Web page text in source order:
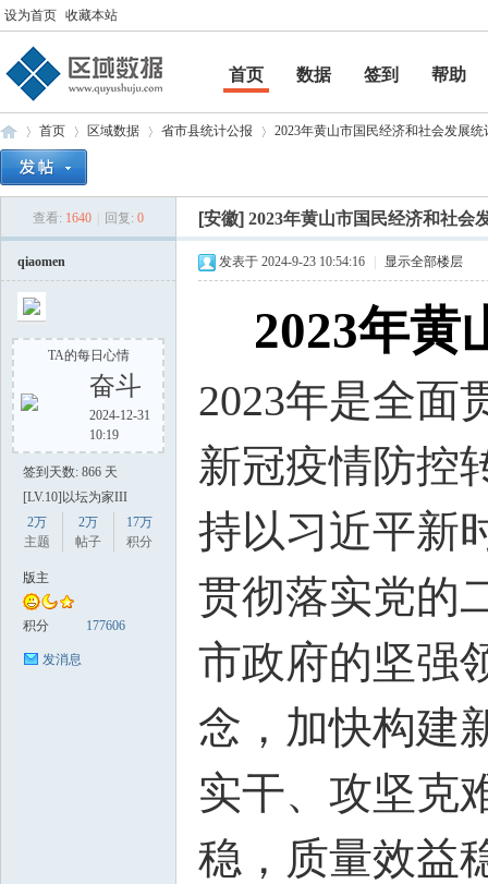
设为首页 收藏本站
首页 数据 签到
帮助
帮助
域
首页
›
区域数据
›
省市县统计公报
›
2023年黄山市国民经济和社会发展统
查看: 1640 回复: 0 [安徽] 2023年黄山市国民经济和社会
qiaomen
TA的每日心情
奋斗
2024-12-31
10:19
签到天数: 866 天
[LV.10]以坛为家III
2万
主题
2万
帖子
17万
积分
版主
积分 177606
发消息
发表于 2024-9-23 10:54:16 显示全部楼层
2023年黄
2023年是全面
新冠疫情防控
持以习近平新
贯彻落实党的
市政府的坚强
念，加快构建
实干、攻坚克
稳，质量效益